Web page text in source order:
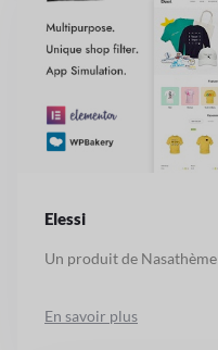
Elessi
Un produit de Nasathème
En savoir plus